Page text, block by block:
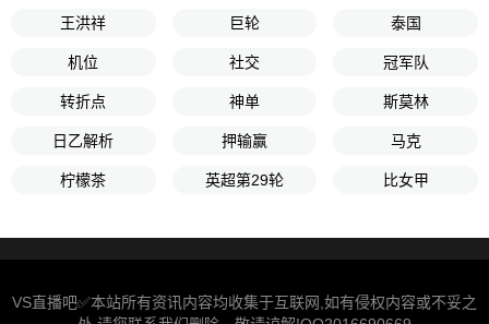
王洪祥 巨轮 泰国
机位 社交 冠军队
转折点 神单 斯莫林
日乙解析 押输赢 马克
柠檬茶 英超第29轮 比女甲
VS直播吧✅本站所有资讯内容均收集于互联网,如有侵权内容或不妥之